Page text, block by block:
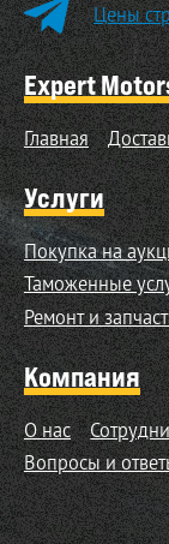
Цены
Expert
Главная
Услуги
Покупка на
Таможенные
Ремонт и
Компания
О нас
Вопросы и